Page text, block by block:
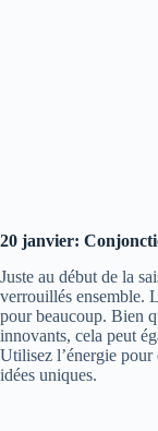
20 janvier:
Juste au début de la
verrouillés ensemble.
pour beaucoup. Bien
innovants, cela peut
Utilisez l’énergie pour
idées uniques.